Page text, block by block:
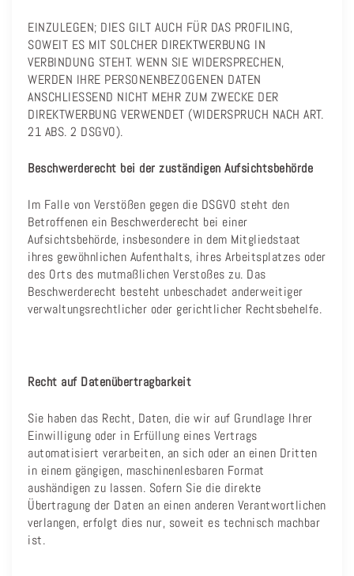
EINZULEGEN; DIES GILT AUCH FÜR DAS PROFILING,
SOWEIT ES MIT SOLCHER DIREKTWERBUNG IN
VERBINDUNG STEHT. WENN SIE WIDERSPRECHEN,
WERDEN IHRE PERSONENBEZOGENEN DATEN
ANSCHLIESSEND NICHT MEHR ZUM ZWECKE DER
DIREKTWERBUNG VERWENDET (WIDERSPRUCH NACH ART.
21 ABS. 2 DSGVO).
Beschwerderecht bei der zuständigen Aufsichtsbehörde
Im Falle von Verstößen gegen die DSGVO steht den
Betroffenen ein Beschwerderecht bei einer
Aufsichtsbehörde, insbesondere in dem Mitgliedstaat
ihres gewöhnlichen Aufenthalts, ihres Arbeitsplatzes oder
des Orts des mutmaßlichen Verstoßes zu. Das
Beschwerderecht besteht unbeschadet anderweitiger
verwaltungsrechtlicher oder gerichtlicher Rechtsbehelfe.
Recht auf Datenübertragbarkeit
Sie haben das Recht, Daten, die wir auf Grundlage Ihrer
Einwilligung oder in Erfüllung eines Vertrags
automatisiert verarbeiten, an sich oder an einen Dritten
in einem gängigen, maschinenlesbaren Format
aushändigen zu lassen. Sofern Sie die direkte
Übertragung der Daten an einen anderen Verantwortlichen
verlangen, erfolgt dies nur, soweit es technisch machbar
ist.